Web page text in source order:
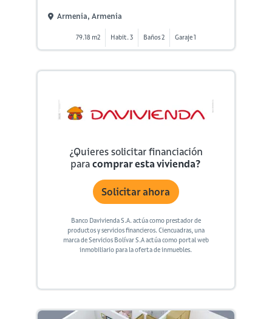
Armenia, Armenia
79.18 m2 Habit. 3 Baños 2 Garaje 1
¿Quieres solicitar financiación
paracomprar esta vivienda?
Solicitar ahora
Banco Davivienda S.A. actúa como prestador de
productos y servicios financieros. Ciencuadras, una
marca de Servicios Bolívar S.A actúa como portal web
inmobiliario para la oferta de inmuebles.